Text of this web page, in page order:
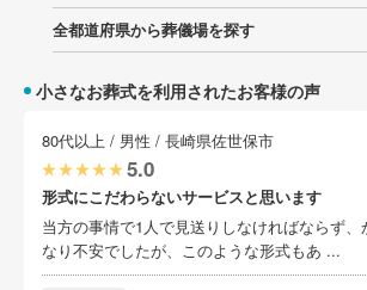
全都道府県から葬儀場を探す
小さなお葬式を利用されたお客様の声
80代以上 / 男性 / 長崎県佐世保市
5.0
形式にこだわらないサービスと思います
当方の事情で1人で見送りしなければならず、
なり不安でしたが、このような形式もあ ...